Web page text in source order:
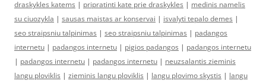
draskykles katems | pripratinti kate prie draskykles | medinis namelis
su ciuozykla | sausas maistas ar konservai | isvalyti tepalo demes |
seo straipsniu talpinimas | seo straipsniu talpinimas | padangos
internetu | padangos internetu | pigios padangos | padangos internetu
| padangos internetu | padangos internetu | neuzsalantis zieminis
langu ploviklis | zieminis langu ploviklis | langu plovimo skystis | langu